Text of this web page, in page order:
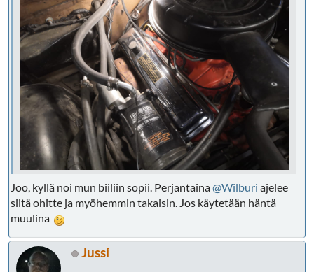
Joo, kyllä noi mun biiliin sopii. Perjantaina@Wilburi ajelee
siitä ohitte ja myöhemmin takaisin. Jos käytetään häntä
muulina
Jussi